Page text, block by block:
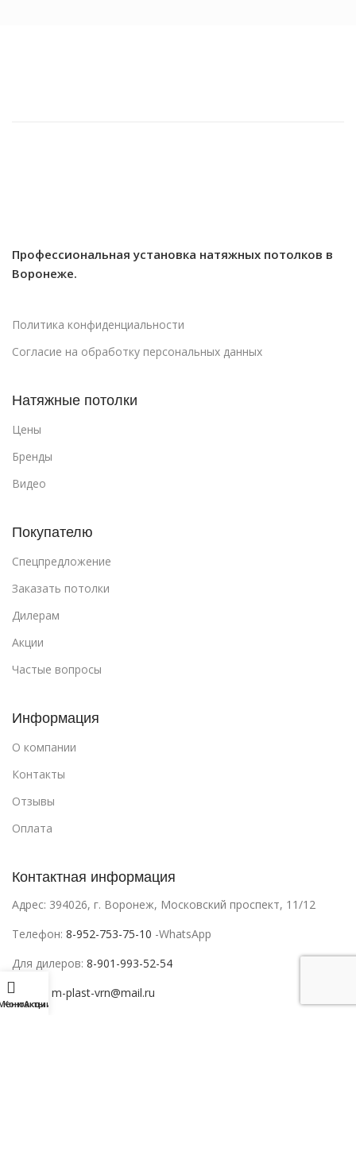
Профессиональная установка натяжных потолков в
Воронеже.
Политика конфиденциальности
Согласие на обработку персональных данных
Натяжные потолки
Цены
Бренды
Видео
Покупателю
Спецпредложение
Заказать потолки
Дилерам
Акции
Частые вопросы
Информация
О компании
Контакты
Отзывы
Оплата
Контактная информация
Адрес: 394026, г. Воронеж, Московский проспект, 11/12
Телефон: 8-952-753-75-10 -WhatsApp
Для дилеров: 8-901-993-52-54
Почта: m-plast-vrn@mail.ru
Контакты
Акции